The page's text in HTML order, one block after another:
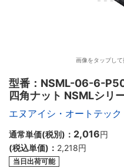
画像をタップし
型番：NSML-06-6-
四角ナット NSMLシリ
付 50個パック）【50個
エヌアイシ・オートテック
通常単価(税別)： 2,016円
(税込単価)： 2,218円
当日出荷可能